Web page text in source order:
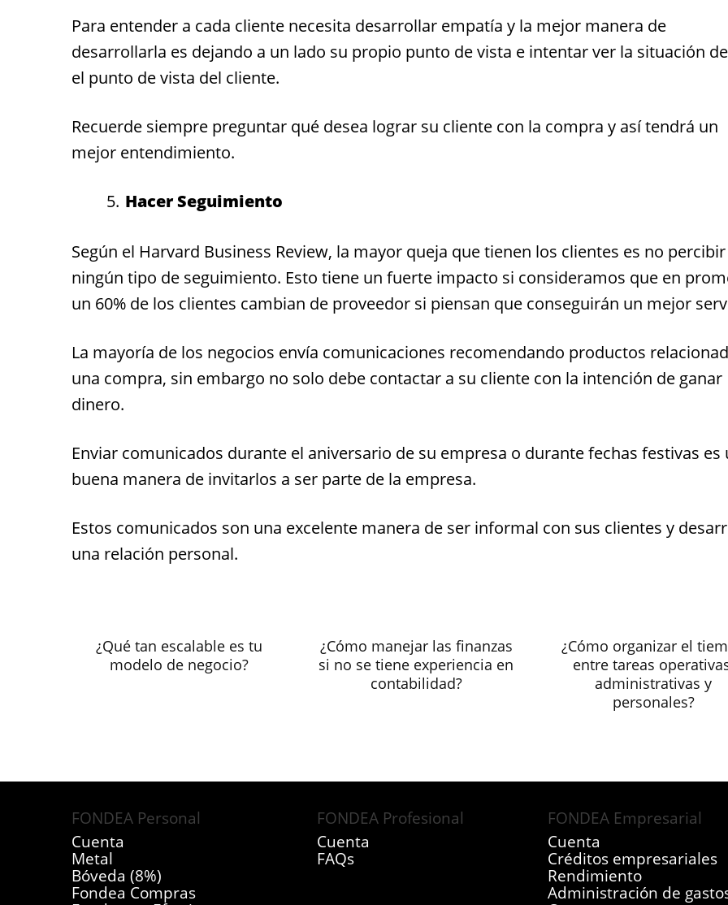
Para entender a cada cliente necesita desarrollar empatía y la mejor manera de
desarrollarla es dejando a un lado su propio punto de vista e intentar ver la situación
el punto de vista del cliente.
Recuerde siempre preguntar qué desea lograr su cliente con la compra y así tendrá un
mejor entendimiento.
Hacer Seguimiento
Según el Harvard Business Review, la mayor queja que tienen los clientes es no percibir
ningún tipo de seguimiento. Esto tiene un fuerte impacto si consideramos que en
un 60% de los clientes cambian de proveedor si piensan que conseguirán un mejor
La mayoría de los negocios envía comunicaciones recomendando productos
una compra, sin embargo no solo debe contactar a su cliente con la intención de ganar
dinero.
Enviar comunicados durante el aniversario de su empresa o durante fechas festivas es
buena manera de invitarlos a ser parte de la empresa.
Estos comunicados son una excelente manera de ser informal con sus clientes y
una relación personal.
¿Qué tan escalable es tu
modelo de negocio?
¿Cómo manejar las finanzas
si no se tiene experiencia en
contabilidad?
¿Cómo organizar el
entre tareas
administrativas y
personales?
FONDEA Personal
Cuenta
Metal
Bóveda (8%)
Fondea Compras
FONDEA Profesional
Cuenta
FAQs
FONDEA Empresarial
Cuenta
Créditos empresariales
Rendimiento
Administración de